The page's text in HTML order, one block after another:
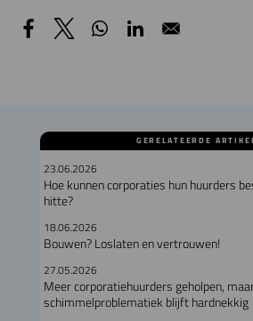
GERELATEERDE
23.06.2026
Hoe kunnen corporaties hun huurders
hitte?
18.06.2026
Bouwen? Loslaten en vertrouwen!
27.05.2026
Meer corporatiehuurders geholpen,
schimmelproblematiek blijft hardnekkig